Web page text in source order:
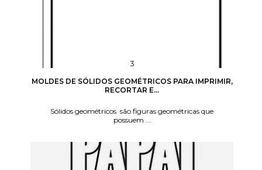
MOLDES DE SÓLIDOS GEOMÉTRICOS PARA IMPRIMIR,
RECORTAR E...
Sólidos geométricos são figuras geométricas que
possuem ...